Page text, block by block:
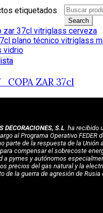
etiquetados
Search
for:
Search
ZAR 37cl
DECORACIONES, S.L . ha recibido
al Programa Operativo FEDER
parte de la respuesta de la Unión
para compensar el sobrecoste
a pymes y autónomos
precios del gas natural y la
de la guerra de agresión de Rusia